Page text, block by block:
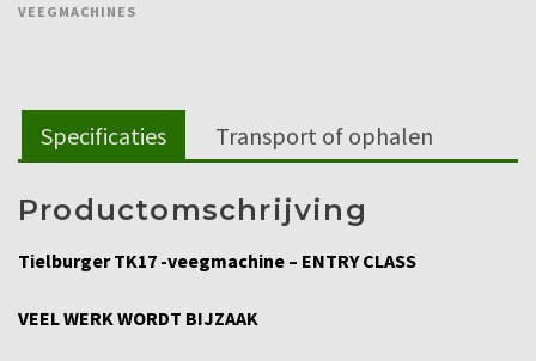
VEEGMACHINES
Specificaties Transport of ophalen
Productomschrijving
Tielburger TK17 -veegmachine – ENTRY CLASS
VEEL WERK WORDT BIJZAAK